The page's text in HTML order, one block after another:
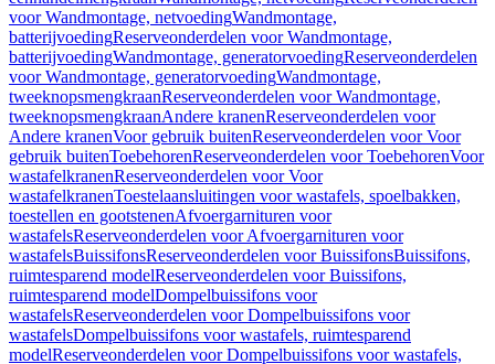
voor Wandmontage, netvoedingWandmontage,
batterijvoedingReserveonderdelen voor Wandmontage,
batterijvoedingWandmontage, generatorvoedingReserveonderdelen
voor Wandmontage, generatorvoedingWandmontage,
tweeknopsmengkraanReserveonderdelen voor Wandmontage,
tweeknopsmengkraanAndere kranenReserveonderdelen voor
Andere kranenVoor gebruik buitenReserveonderdelen voor Voor
gebruik buitenToebehorenReserveonderdelen voor ToebehorenVoor
wastafelkranenReserveonderdelen voor Voor
wastafelkranenToestelaansluitingen voor wastafels, spoelbakken,
toestellen en gootstenenAfvoergarnituren voor
wastafelsReserveonderdelen voor Afvoergarnituren voor
wastafelsBuissifonsReserveonderdelen voor BuissifonsBuissifons,
ruimtesparend modelReserveonderdelen voor Buissifons,
ruimtesparend modelDompelbuissifons voor
wastafelsReserveonderdelen voor Dompelbuissifons voor
wastafelsDompelbuissifons voor wastafels, ruimtesparend
modelReserveonderdelen voor Dompelbuissifons voor wastafels,